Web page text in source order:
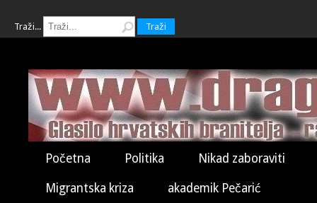
Traži... Traži
Početna Politika Nikad zaboraviti
Migrantska kriza akademik Pečarić